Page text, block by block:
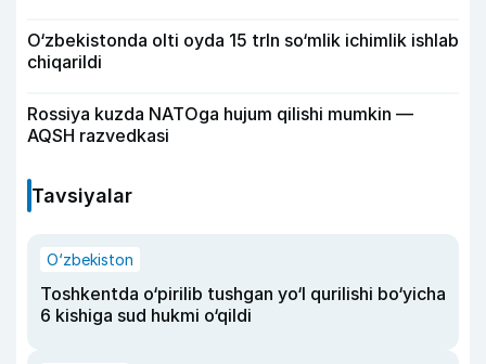
O‘zbekistonda olti oyda 15 trln so‘mlik ichimlik ishlab
chiqarildi
Rossiya kuzda NATOga hujum qilishi mumkin —
AQSH razvedkasi
Tavsiyalar
O‘zbekiston
Toshkentda o‘pirilib tushgan yo‘l qurilishi bo‘yicha
6 kishiga sud hukmi o‘qildi